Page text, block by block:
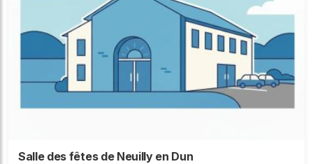
Salle des fêtes de Neuilly en Dun